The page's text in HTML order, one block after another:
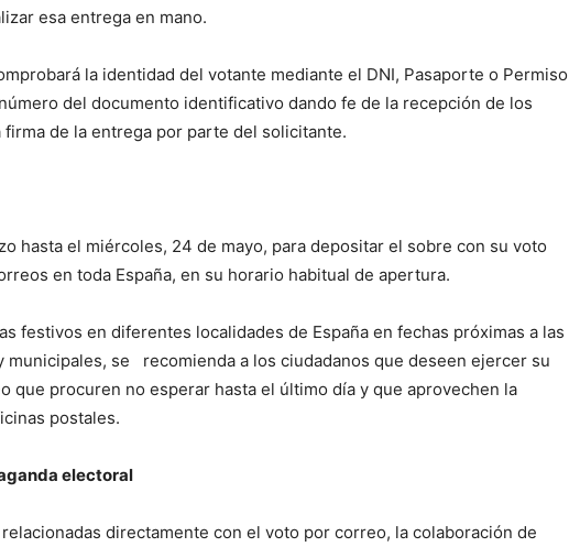
esa entrega en mano.
la identidad del votante mediante el DNI, Pasaporte o Permiso
del documento identificativo dando fe de la recepción de los
de la entrega por parte del solicitante.
hasta el miércoles, 24 de mayo, para depositar el sobre con su voto
en toda España, en su horario habitual de apertura.
festivos en diferentes localidades de España en fechas próximas a las
municipales, se recomienda a los ciudadanos que deseen ejercer su
que procuren no esperar hasta el último día y que aprovechen la
postales.
electoral
directamente con el voto por correo, la colaboración de